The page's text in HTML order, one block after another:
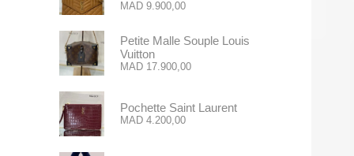
MAD9.900,00
Petite Malle Souple Louis
Vuitton
MAD17.900,00
Pochette Saint Laurent
MAD4.200,00